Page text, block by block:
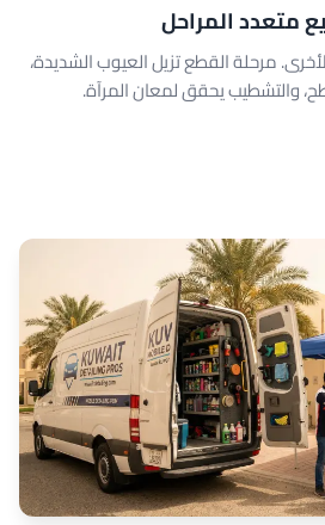
متعدد المراحل
مرحلة القطع تزيل العيوب الشديدة،
والتشطيب يحقق لمعان المرآة.